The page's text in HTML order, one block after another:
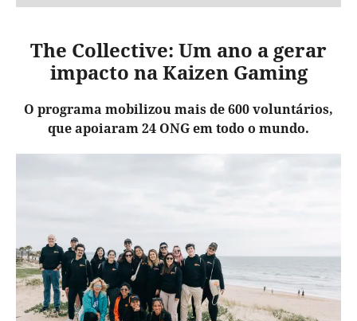
The Collective: Um ano a gerar
impacto na Kaizen Gaming
O programa mobilizou mais de 600 voluntários,
que apoiaram 24 ONG em todo o mundo.